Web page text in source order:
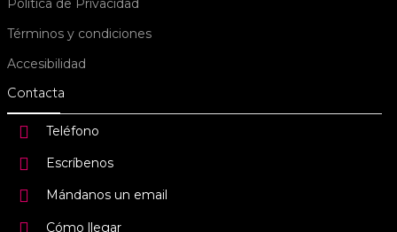
Política de Privacidad
Términos y condiciones
Accesibilidad
Contacta
Teléfono
Escríbenos
Mándanos un email
Cómo llegar